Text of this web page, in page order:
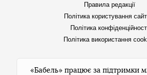
Правила редакції
Політика користування
Політика
Політика використання
«Бабель» працює за підтримки